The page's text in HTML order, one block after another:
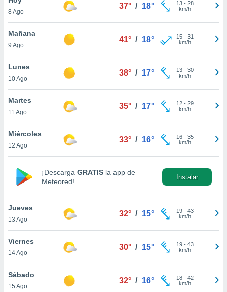
en
más
nuestra
de
aceptar
de
sitio
En
sean
8 Ago
37° / 18° 13- 28
km/h
Mañana
9 Ago
41° / 18° 15- 31
km/h
Lunes
10 Ago
38° / 17° 13- 30
km/h
Martes
11 Ago
35° / 17° 12- 29
km/h
Miércoles
12 Ago
33° / 16° 16- 35
km/h
¡Descarga GRATIS la app de
Meteored!
Instalar
Jueves
13 Ago
32° / 15° 19- 43
km/h
Viernes
14 Ago
30° / 15° 19- 43
km/h
Sábado
15 Ago
32° / 16° 18- 42
km/h